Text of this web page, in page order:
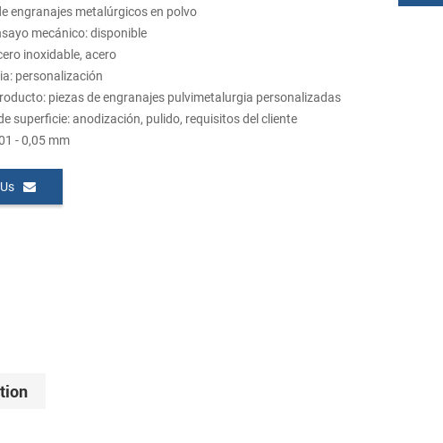
engranajes metalúrgicos en polvo
mecánico: disponible
inoxidable, acero
personalización
piezas de engranajes pulvimetalurgia personalizadas
superficie: anodización, pulido, requisitos del cliente
- 0,05 mm